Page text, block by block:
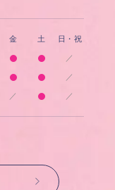
金 土 日・祝
／
／
／ ／